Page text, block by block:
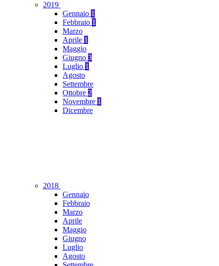
2019
Gennaio 1
Febbraio 1
Marzo
Aprile 1
Maggio
Giugno 3
Luglio 1
Agosto
Settembre
Ottobre 2
Novembre 1
Dicembre
2018
Gennaio
Febbraio
Marzo
Aprile
Maggio
Giugno
Luglio
Agosto